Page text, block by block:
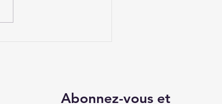
Abonnez-vous et